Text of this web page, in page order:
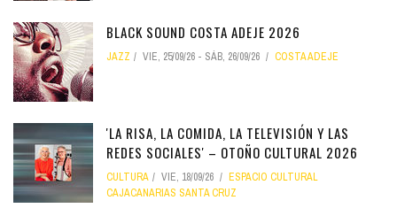
BLACK SOUND COSTA ADEJE 2026
JAZZ VIE, 25/09/26 - SÁB, 26/09/26 COSTA ADEJE
'LA RISA, LA COMIDA, LA TELEVISIÓN Y LAS
REDES SOCIALES' – OTOÑO CULTURAL 2026
CULTURA VIE, 18/09/26
ESPACIO CULTURAL
CAJACANARIAS SANTA CRUZ